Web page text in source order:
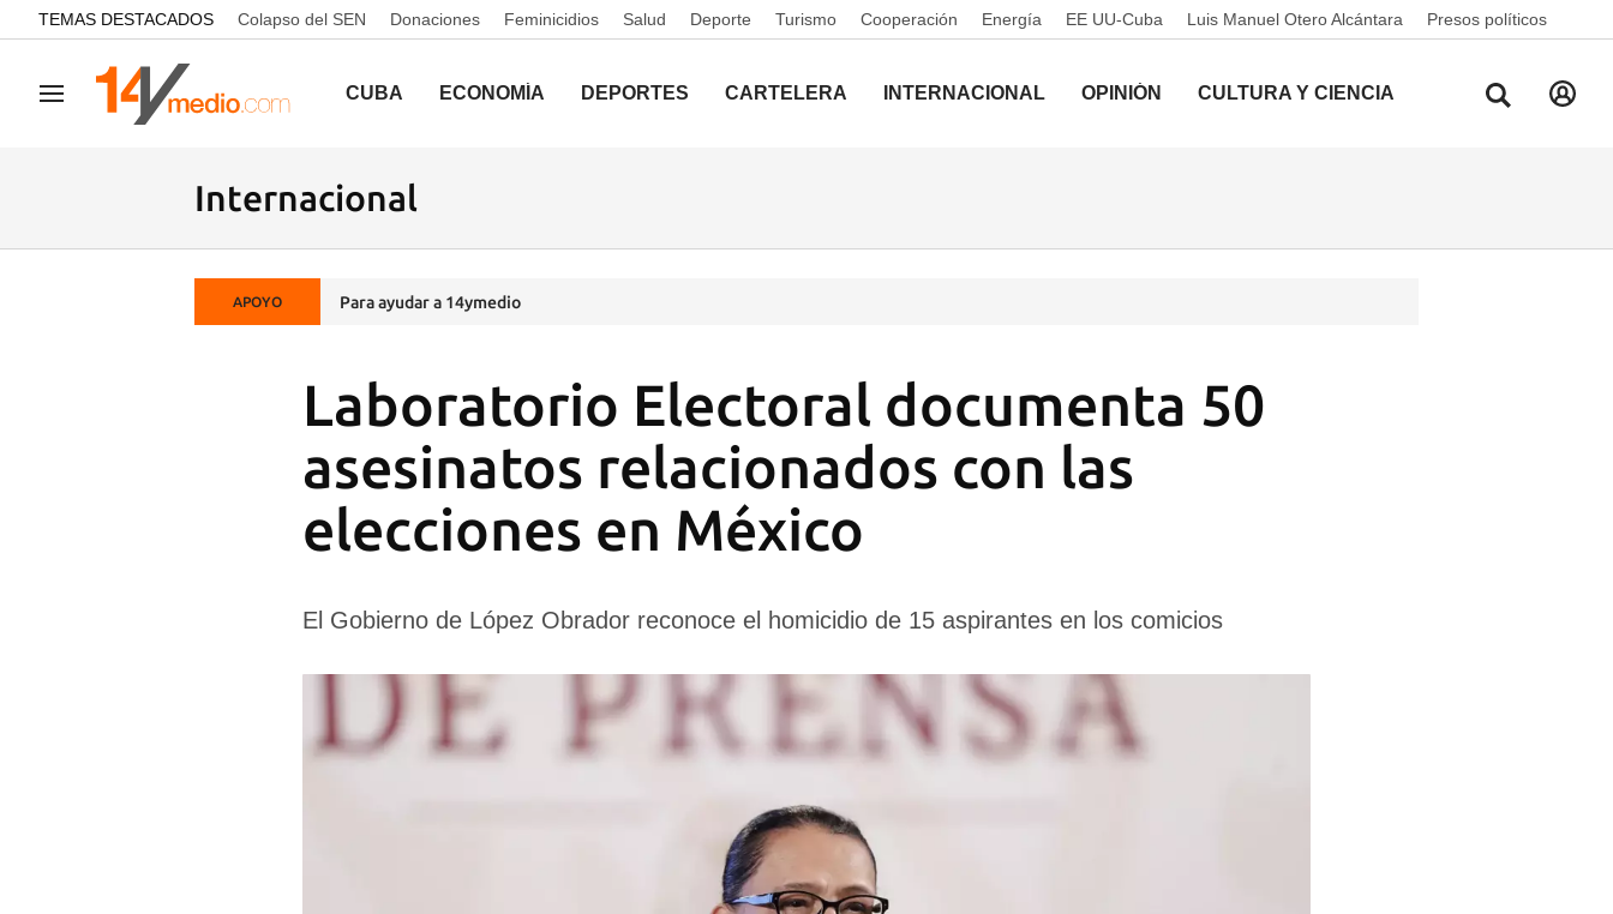
common.go-to-content
TEMAS DESTACADOS Colapso del SEN Donaciones Feminicidios Salud Deporte Turismo Cooperación Energía EE UU-Cuba Luis Manuel Otero Alcántara Presos políticos
Navegación CUBA ECONOMÍA DEPORTES CARTELERA INTERNACIONAL OPINIÓN CULTURA Y CIENCIA
Internacional
APOYO Para ayudar a 14ymedio
Laboratorio Electoral documenta 50
asesinatos relacionados con las
elecciones en México
El Gobierno de López Obrador reconoce el homicidio de 15 aspirantes en los comicios